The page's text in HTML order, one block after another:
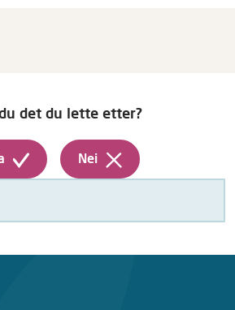
det du lette etter?
Nei